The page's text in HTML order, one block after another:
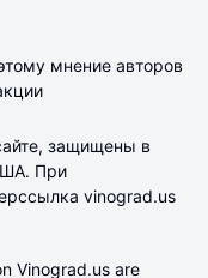
мнение авторов
защищены в
При
vinograd.us
Vinograd.us are